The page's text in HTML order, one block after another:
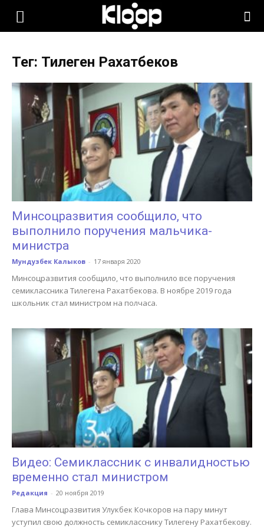
KLOOP.KG
Новости
Кыргызстана
Тег: Тилеген Рахатбеков
Минсоцразвития сообщило, что
выполнило поручения мальчика-
министра
Мундузбек Калыков - 17 января 2020
Минсоцразвития сообщило, что выполнило все поручения
семиклассника Тилегена Рахатбекова. В ноябре 2019 года
школьник стал министром на полчаса.
Видео: Семиклассник с инвалидностью
временно стал министром
Редакция - 20 ноября 2019
Глава Минсоцразвития Улукбек Кочкоров на пару минут
уступил свою должность семикласснику Тилегену Рахатбекову.